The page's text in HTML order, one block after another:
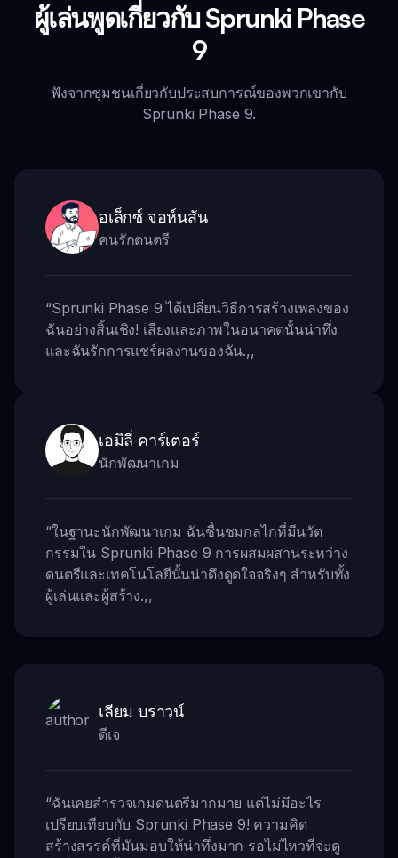
ผู้เล่นพูดเกี่ยวกับ Sprunki Phase
9
ฟังจากชุมชนเกี่ยวกับประสบการณ์ของพวกเขากับ
Sprunki Phase 9.
อเล็กซ์ จอห์นสัน
คนรักดนตรี
“Sprunki Phase 9 ได้เปลี่ยนวิธีการสร้างเพลงของ
ฉันอย่างสิ้นเชิง! เสียงและภาพในอนาคตนั้นน่าทึ่ง
และฉันรักการแชร์ผลงานของฉัน.,,
เอมิลี่ คาร์เตอร์
นักพัฒนาเกม
“ในฐานะนักพัฒนาเกม ฉันชื่นชมกลไกที่มีนวัต
กรรมใน Sprunki Phase 9 การผสมผสานระหว่าง
ดนตรีและเทคโนโลยีนั้นน่าดึงดูดใจจริงๆ สำหรับทั้ง
ผู้เล่นและผู้สร้าง.,,
เลียม บราวน์
ดีเจ
“ฉันเคยสำรวจเกมดนตรีมากมาย แต่ไม่มีอะไร
เปรียบเทียบกับ Sprunki Phase 9! ความคิด
สร้างสรรค์ที่มันมอบให้น่าทึ่งมาก รอไม่ไหวที่จะดู